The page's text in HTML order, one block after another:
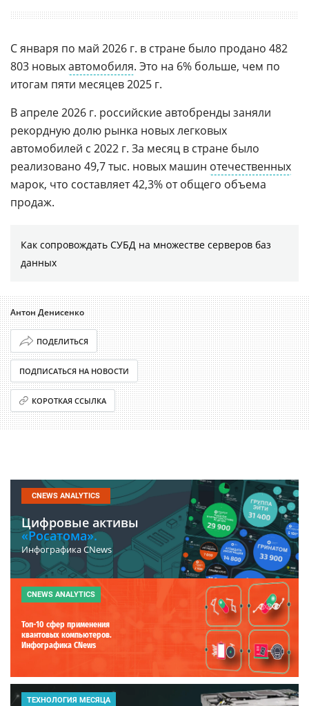
С января по май 2026 г. в стране было продано 482
803 новыхавтомобиля. Это на 6% больше, чем по
итогам пяти месяцев 2025 г.
В апреле 2026 г. российские автобренды заняли
рекордную долю рынка новых легковых
автомобилей с 2022 г. За месяц в стране было
реализовано 49,7 тыс. новых машин отечественных
марок, что составляет 42,3% от общего объема
продаж.
Как сопровождать СУБД на множестве серверов баз
данных
Антон Денисенко
ПОДЕЛИТЬСЯ
ПОДПИСАТЬСЯ НА НОВОСТИ
КОРОТКАЯ ССЫЛКА
CNEWS ANALYTICS
Цифровые активы
«Росатома».
Инфографика CNews
CNEWS ANALYTICS
Топ-10 сфер применения
квантовых компьютеров.
Инфографика CNews
ТЕХНОЛОГИЯ МЕСЯЦА